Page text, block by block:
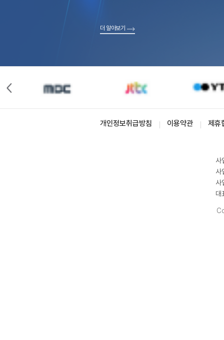
더 알아보기
개인정보취급방침 이용약관 제휴
사
사
사
대